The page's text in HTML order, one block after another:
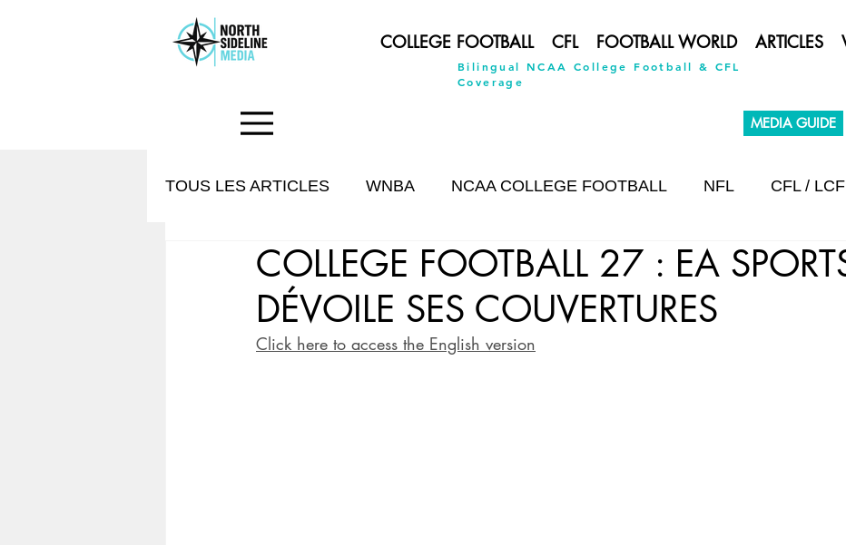
COLLEGE FOOTBALL CFL FOOTBALL WORLD ARTICLES
Bilingual NCAA College Football & CFL
Coverage
MEDIA GUIDE
TOUS LES ARTICLES WNBA NCAA COLLEGE FOOTBALL NFL CFL / LCF
HISTOIRE & CULTURE INTERVIEW
COLLEGE FOOTBALL 27 : EA
DÉVOILE SES COUVERTURES
Click here to access the English version